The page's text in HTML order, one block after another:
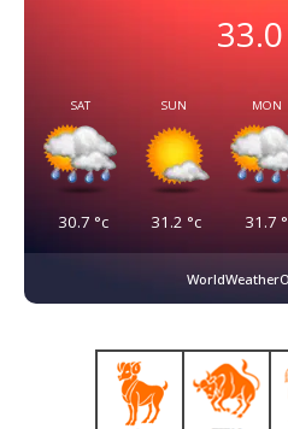
33.0
SAT
30.7 °c
SUN
31.2 °c
MON
31.7